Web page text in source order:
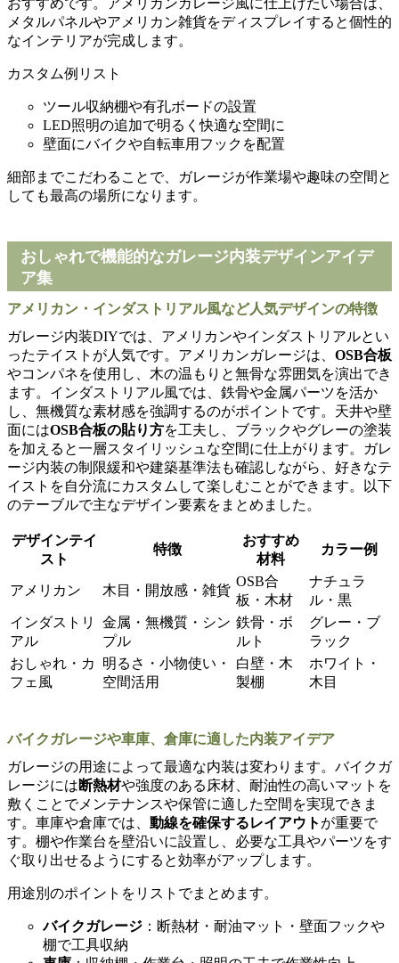
メタルパネルやアメリカン雑貨をディスプレイすると個性的
なインテリアが完成します。
カスタム例リスト
ツール収納棚や有孔ボードの設置
LED照明の追加で明るく快適な空間に
壁面にバイクや自転車用フックを配置
細部までこだわることで、ガレージが作業場や趣味の空間と
しても最高の場所になります。
おしゃれで機能的なガレージ内装デザインアイデ
ア集
アメリカン・インダストリアル風など人気デザインの特徴
ガレージ内装DIYでは、アメリカンやインダストリアルとい
ったテイストが人気です。アメリカンガレージは、 OSB合板
やコンパネを使用し、木の温もりと無骨な雰囲気を演出でき
ます。インダストリアル風では、鉄骨や金属パーツを活か
し、無機質な素材感を強調するのがポイントです。天井や壁
面にはOSB合板の貼り方を工夫し、ブラックやグレーの塗装
を加えると一層スタイリッシュな空間に仕上がります。ガレ
ージ内装の制限緩和や建築基準法も確認しながら、好きなテ
イストを自分流にカスタムして楽しむことができます。以下
のテーブルで主なデザイン要素をまとめました。
デザインテイ
スト
特徴
おすすめ
材料
カラー例
アメリカン 木目・開放感・雑貨
OSB合
板・木材
ナチュラ
ル・黒
インダストリ
アル
金属・無機質・シン
プル
鉄骨・ボ
ルト
グレー・ブ
ラック
おしゃれ・カ
フェ風
明るさ・小物使い・
空間活用
白壁・木
製棚
ホワイト・
木目
バイクガレージや車庫、倉庫に適した内装アイデア
ガレージの用途によって最適な内装は変わります。バイクガ
レージには断熱材や強度のある床材、耐油性の高いマットを
敷くことでメンテナンスや保管に適した空間を実現できま
す。車庫や倉庫では、 動線を確保するレイアウト が重要で
す。棚や作業台を壁沿いに設置し、必要な工具やパーツをす
ぐ取り出せるようにすると効率がアップします。
用途別のポイントをリストでまとめます。
バイクガレージ ：断熱材・耐油マット・壁面フックや
棚で工具収納